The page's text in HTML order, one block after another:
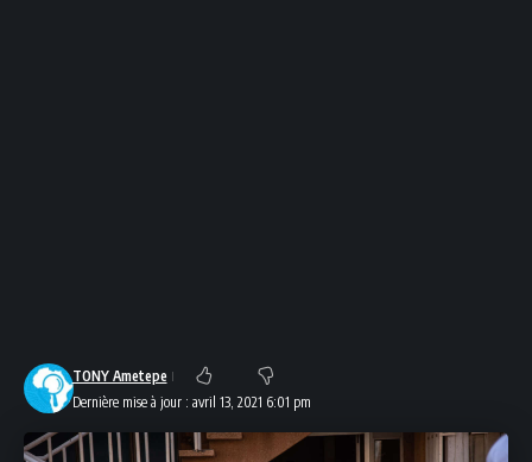
Dernière mise à jour : avril 13, 2021 6:01 pm
TONY Ametepe